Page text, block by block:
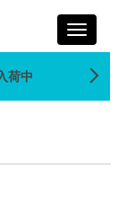
Toggle
荷中